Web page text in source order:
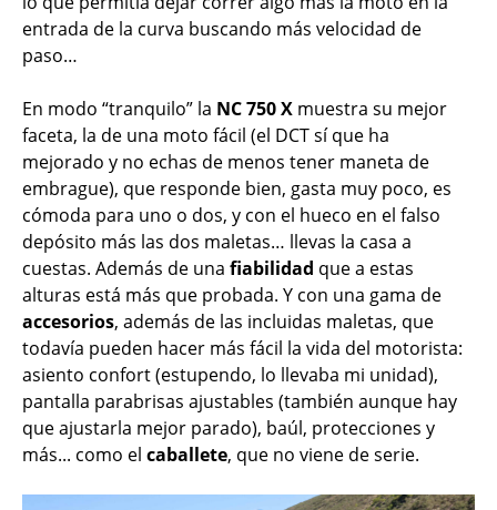
entrada de la curva buscando más velocidad de
paso…
En modo “tranquilo” la NC 750 X muestra su mejor
faceta, la de una moto fácil (el DCT sí que ha
mejorado y no echas de menos tener maneta de
embrague), que responde bien, gasta muy poco, es
cómoda para uno o dos, y con el hueco en el falso
depósito más las dos maletas… llevas la casa a
cuestas. Además de una fiabilidad que a estas
alturas está más que probada. Y con una gama de
accesorios, además de las incluidas maletas, que
todavía pueden hacer más fácil la vida del motorista:
asiento confort (estupendo, lo llevaba mi unidad),
pantalla parabrisas ajustables (también aunque hay
que ajustarla mejor parado), baúl, protecciones y
más... como el caballete, que no viene de serie.